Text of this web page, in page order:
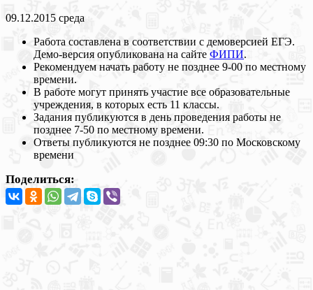
09.12.2015 среда
Работа составлена в соответствии с демоверсией ЕГЭ.
Демо-версия опубликована на сайте ФИПИ.
Рекомендуем начать работу не позднее 9-00 по местному
времени.
В работе могут принять участие все образовательные
учреждения, в которых есть 11 классы.
Задания публикуются в день проведения работы не
позднее 7-50 по местному времени.
Ответы публикуются не позднее 09:30 по Московскому
времени
Поделиться: